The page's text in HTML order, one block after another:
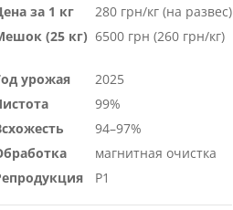
за 1 кг
280 грн/кг (на развес)
(25 кг) 6500 грн (260 грн/кг)
урожая
2025
99%
94–97%
магнитная очистка
Р1